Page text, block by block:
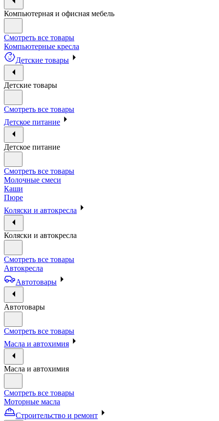
Компьютерная и офисная мебель
Смотреть все товары
Компьютерные кресла
Детские товары
Детские товары
Смотреть все товары
Детское питание
Детское питание
Смотреть все товары
Молочные смеси
Каши
Пюре
Коляски и автокресла
Коляски и автокресла
Смотреть все товары
Автокресла
Автотовары
Автотовары
Смотреть все товары
Масла и автохимия
Масла и автохимия
Смотреть все товары
Моторные масла
Строительство и ремонт